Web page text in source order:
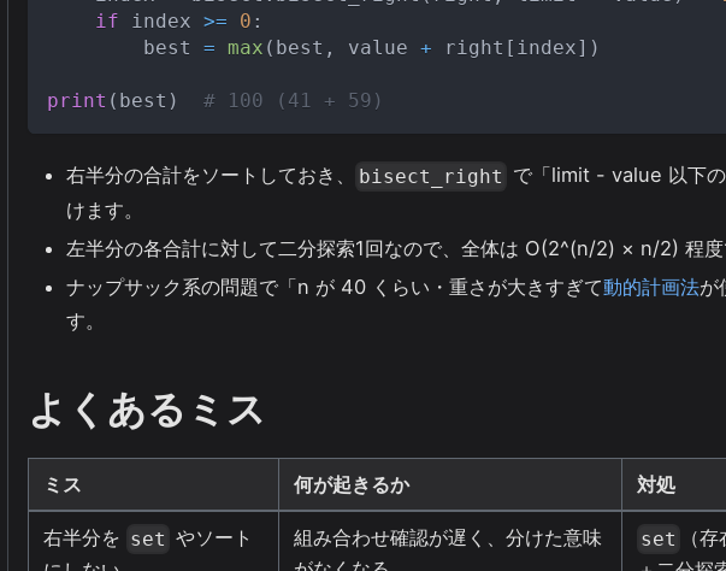
if index >= 0 :
        best
= max ( best , value + right [ index] )
print ( best ) # 100 (41 + 59)
右半分の合計をソートしておき、 bisect_right で「limit - value 以下
けます。
左半分の各合計に対して二分探索1回なので、全体は O(2^(n/2) × n/2) 程
ナップサック系の問題で「n が 40 くらい・重さが大きすぎて動的計画法が
す。
よくあるミス
ミス 何が起きるか 対処
右半分を set やソート
組み合わせ確認が遅く、分けた意味
set
（